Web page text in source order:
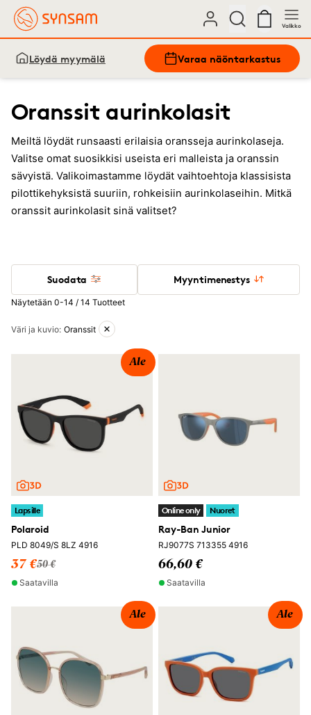
Valikko
Löydä myymälä Varaa näöntarkastus
Oranssit aurinkolasit
Meiltä löydät runsaasti erilaisia oransseja aurinkolaseja.
Valitse omat suosikkisi useista eri malleista ja oranssin
sävyistä. Valikoimastamme löydät vaihtoehtoja klassisista
pilottikehyksistä suuriin, rohkeisiin aurinkolaseihin. Mitkä
oranssit aurinkolasit sinä valitset?
Suodata Myyntimenestys
Näytetään 0-14 / 14 Tuotteet
Aktiiviset suodattimet
Väri ja kuvio: Oranssit
Ale
Lapsille
Polaroid
PLD 8049/S 8LZ 4916
37 €50 €
Saatavilla
Online only Nuoret
Ray-Ban Junior
RJ9077S 713355 4916
66,60 €
Saatavilla
Ale Ale